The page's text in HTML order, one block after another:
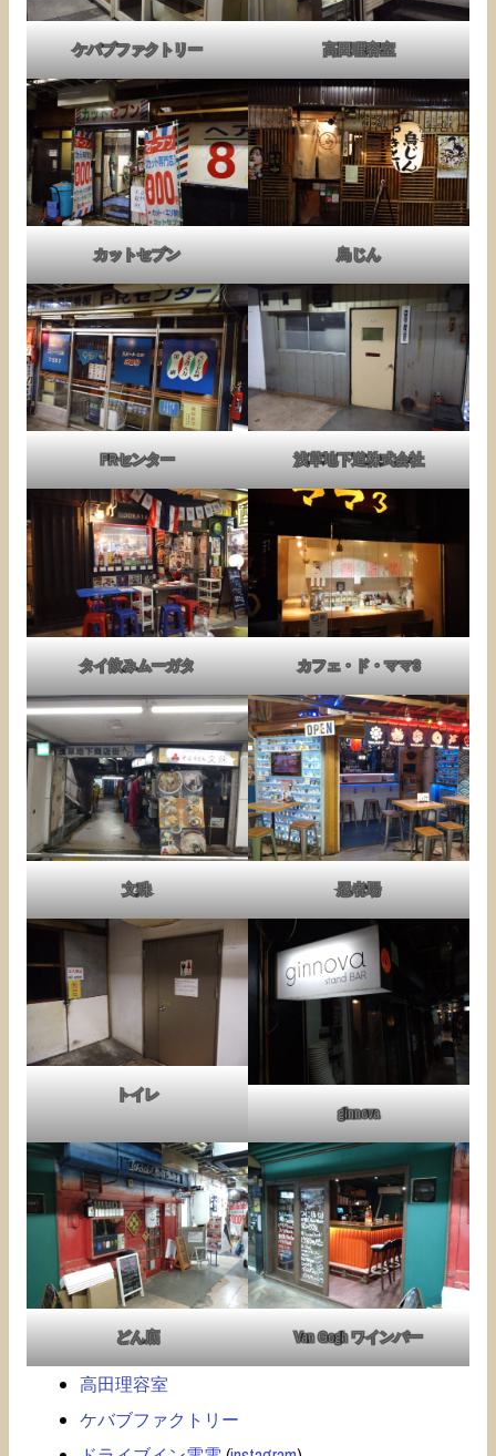
ケバブファクトリー 高田理容室
カットセブン 鳥じん
PRセンター 浅草地下道株式会社
タイ飲みムーガタ カフェ・ド・ママ3
文殊 忍者場
トイレ
ginnova
どん底 Van Gogh ワインバー
高田理容室
ケバブファクトリー